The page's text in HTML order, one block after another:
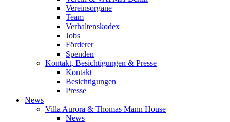
Vereinsorgane
Team
Verhaltenskodex
Jobs
Förderer
Spenden
Kontakt, Besichtigungen & Presse
Kontakt
Besichtigungen
Presse
News
Villa Aurora & Thomas Mann House
News